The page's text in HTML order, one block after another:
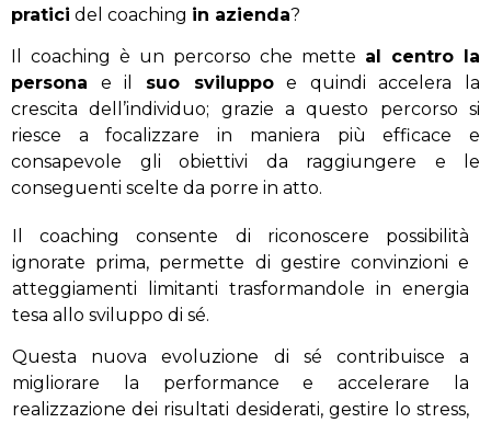
pratici del coaching in azienda?
Il coaching è un percorso che mette al centro la
persona e il suo sviluppoe quindi accelera la
crescita dell’individuo; grazie a questo percorso si
riesce a focalizzare in maniera più efficace e
consapevole gli obiettivi da raggiungere e le
conseguenti scelte da porre in atto.
Il coaching consente di riconoscere possibilità
ignorate prima, permette di gestire convinzioni e
atteggiamenti limitanti trasformandole in energia
tesa allo sviluppo di sé.
Questa nuova evoluzione di sé contribuisce a
migliorare la performance e accelerare la
realizzazione dei risultati desiderati, gestire lo stress,